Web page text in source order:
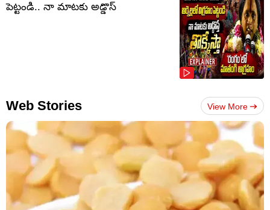
పెట్టండి.. నా మాటకు అడ్డొస్
Web Stories View More